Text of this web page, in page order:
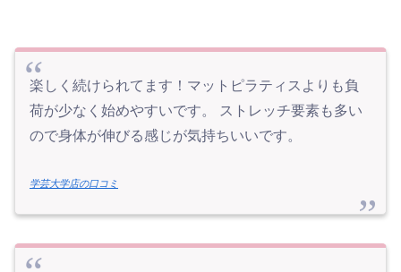
楽しく続けられてます！マットピラティスよりも負
荷が少なく始めやすいです。 ストレッチ要素も多い
ので身体が伸びる感じが気持ちいいです。
学芸大学店の口コミ